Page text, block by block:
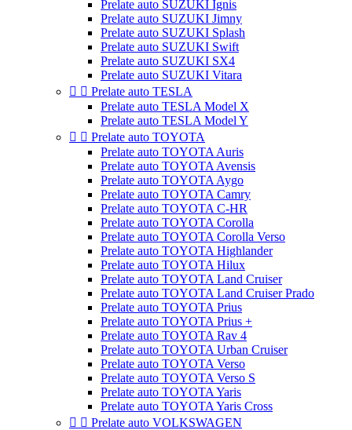
Prelate auto SUZUKI Ignis
Prelate auto SUZUKI Jimny
Prelate auto SUZUKI Splash
Prelate auto SUZUKI Swift
Prelate auto SUZUKI SX4
Prelate auto SUZUKI Vitara
  Prelate auto TESLA
Prelate auto TESLA Model X
Prelate auto TESLA Model Y
  Prelate auto TOYOTA
Prelate auto TOYOTA Auris
Prelate auto TOYOTA Avensis
Prelate auto TOYOTA Aygo
Prelate auto TOYOTA Camry
Prelate auto TOYOTA C-HR
Prelate auto TOYOTA Corolla
Prelate auto TOYOTA Corolla Verso
Prelate auto TOYOTA Highlander
Prelate auto TOYOTA Hilux
Prelate auto TOYOTA Land Cruiser
Prelate auto TOYOTA Land Cruiser Prado
Prelate auto TOYOTA Prius
Prelate auto TOYOTA Prius +
Prelate auto TOYOTA Rav 4
Prelate auto TOYOTA Urban Cruiser
Prelate auto TOYOTA Verso
Prelate auto TOYOTA Verso S
Prelate auto TOYOTA Yaris
Prelate auto TOYOTA Yaris Cross
  Prelate auto VOLKSWAGEN